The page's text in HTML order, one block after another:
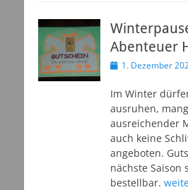
Abenteuer
Veröffentlicht
1. Dezember
Im Winter
ausruhen,
ausreichender
auch keine
angeboten.
nächste Saison
bestellbar.